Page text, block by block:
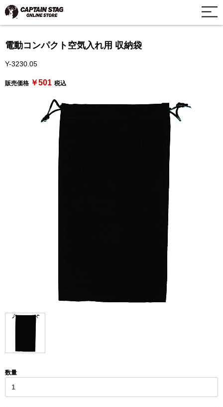
電動コンパクト空気入れ用 収納袋
Y-3230.05
販売価格 ￥501 税込
数量